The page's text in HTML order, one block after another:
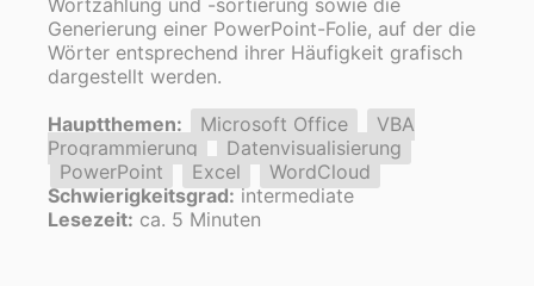
Wortzählung und -sortierung sowie die
Generierung einer PowerPoint-Folie, auf der die
Wörter entsprechend ihrer Häufigkeit grafisch
dargestellt werden.
Hauptthemen:
Microsoft Office
VBA
Programmierung
Datenvisualisierung
PowerPoint
Excel
WordCloud
Schwierigkeitsgrad:intermediate
Lesezeit: ca. 5 Minuten